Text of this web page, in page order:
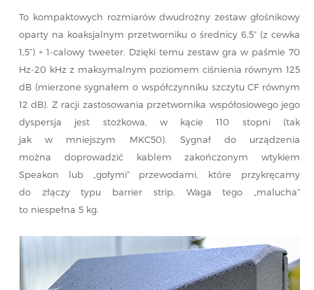
To kompaktowych rozmiarów dwudrożny zestaw głośnikowy
oparty na koaksjalnym przetworniku o średnicy 6,5” (z cewka
1,5”) + 1-calowy tweeter. Dzięki temu zestaw gra w paśmie 70
Hz-20 kHz z maksymalnym poziomem ciśnienia równym 125
dB (mierzone sygnałem o współczynniku szczytu CF równym
12 dB). Z racji zastosowania przetwornika współosiowego jego
dyspersja jest stożkowa, w kącie 110 stopni (tak
jak w mniejszym MKC50). Sygnał do urządzenia
można doprowadzić kablem zakończonym wtykiem
Speakon lub „gołymi” przewodami, które przykręcamy
do złączy typu barrier strip. Waga tego „malucha”
to niespełna 5 kg.